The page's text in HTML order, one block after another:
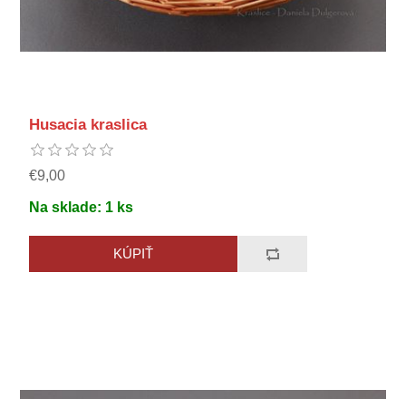
Husacia kraslica
€9,00
Na sklade: 1 ks